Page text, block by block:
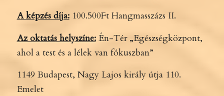
A képzés díja:100.500Ft Hangmasszázs II.
Az oktatás helyszíne:Én-Tér „Egészségközpont,
ahol a test és a lélek van fókuszban”
1149 Budapest, Nagy Lajos király útja 110.
Emelet